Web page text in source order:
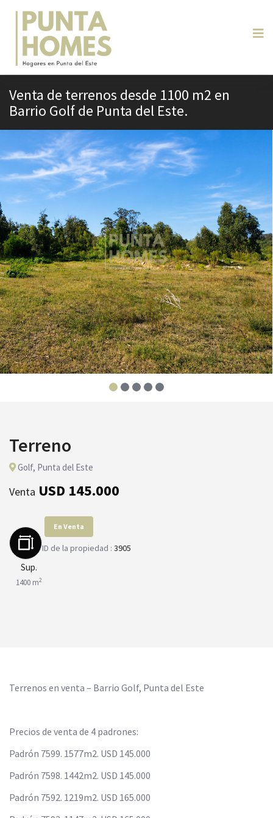
Venta de terrenos desde 1100 m2 en
Barrio Golf de Punta del Este.
Terreno
Golf, Punta del Este
Venta USD 145.000
Sup.
1400 m2
En Venta
ID de la propiedad : 3905
Terrenos en venta – Barrio Golf, Punta del Este
Precios de venta de 4 padrones:
Padrón 7599. 1577m2. USD 145.000
Padrón 7598. 1442m2. USD 145.000
Padrón 7592. 1219m2. USD 165.000